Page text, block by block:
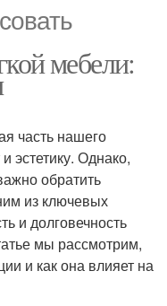
мебели:
часть нашего
эстетику. Однако,
обратить
из ключевых
и долговечность
мы рассмотрим,
и как она влияет на